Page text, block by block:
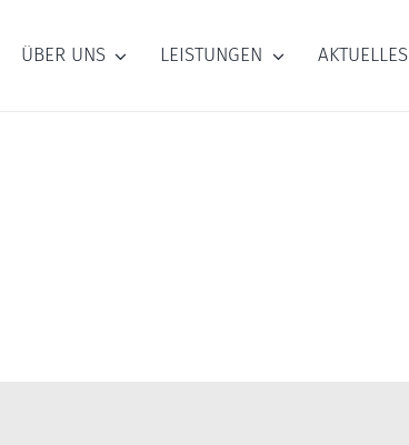
ÜBER UNS LEISTUNGEN AKTUELLES